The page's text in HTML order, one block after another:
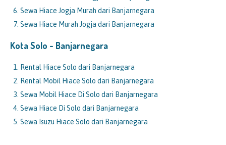
Sewa Hiace Jogja Murah dari Banjarnegara
Sewa Hiace Murah Jogja dari Banjarnegara
Kota Solo - Banjarnegara
Rental Hiace Solo dari Banjarnegara
Rental Mobil Hiace Solo dari Banjarnegara
Sewa Mobil Hiace Di Solo dari Banjarnegara
Sewa Hiace Di Solo dari Banjarnegara
Sewa Isuzu Hiace Solo dari Banjarnegara